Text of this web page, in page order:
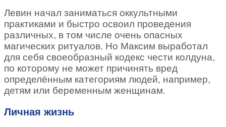
Левин начал заниматься оккультными
практиками и быстро освоил проведения
различных, в том числе очень опасных
магических ритуалов. Но Максим выработал
для себя своеобразный кодекс чести колдуна,
по которому не может причинять вред
определённым категориям людей, например,
детям или беременным женщинам.
Личная жизнь